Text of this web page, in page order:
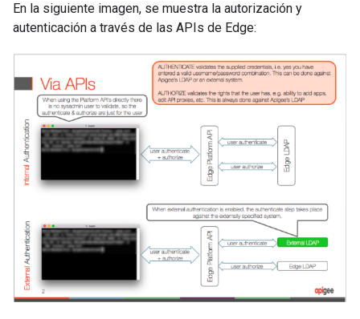
En la siguiente imagen, se muestra la autorización y
autenticación a través de las APIs de Edge: